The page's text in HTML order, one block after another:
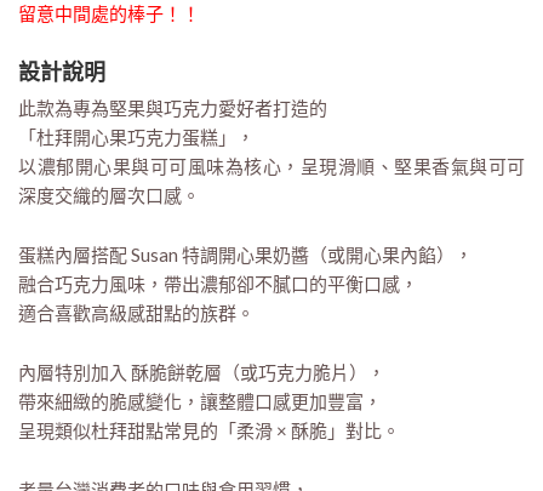
留意中間處的棒子！！
設計說明
此款為專為堅果與巧克力愛好者打造的
「杜拜開心果巧克力蛋糕」，
以濃郁開心果與可可風味為核心，呈現滑順、堅果香氣與可可
深度交織的層次口感。
蛋糕內層搭配 Susan 特調開心果奶醬（或開心果內餡），
融合巧克力風味，帶出濃郁卻不膩口的平衡口感，
適合喜歡高級感甜點的族群。
內層特別加入 酥脆餅乾層（或巧克力脆片），
帶來細緻的脆感變化，讓整體口感更加豐富，
呈現類似杜拜甜點常見的「柔滑 × 酥脆」對比。